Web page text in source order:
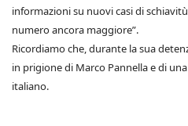
informazioni su nuovi casi di
numero ancora maggiore”.
Ricordiamo che, durante la sua
in prigione di Marco Pannella e di
italiano.